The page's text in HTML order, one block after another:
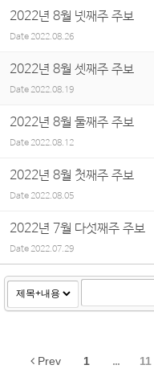
2022년 8월 넷째주 주보
Date2022.08.26
2022년 8월 셋째주 주보
Date 2022.08.19
2022년 8월 둘째주 주보
Date2022.08.12
2022년 8월 첫째주 주보
Date2022.08.05
2022년 7월 다섯째주 주보
Date2022.07.29
Prev 1 ... 11